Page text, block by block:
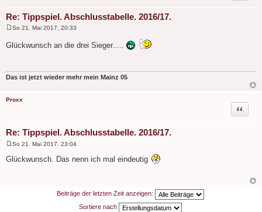
Re: Tippspiel. Abschlusstabelle. 2016/17.
i
g
So 21. Mai 2017, 20:33
Glückwunsch an die drei Sieger.....
Das ist jetzt wieder mehr mein Mainz 05
Proxx
Re: Tippspiel. Abschlusstabelle. 2016/17.
Zitat
e
i
So 21. Mai 2017, 23:04
Glückwunsch. Das nenn ich mal eindeutig
Beiträge der letzten Zeit anzeigen:
Sortiere nach